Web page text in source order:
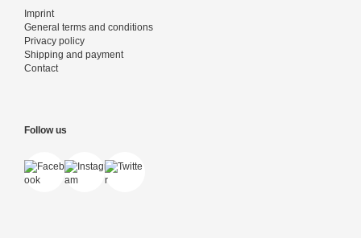
Imprint
General terms and conditions
Privacy policy
Shipping and payment
Contact
Follow us